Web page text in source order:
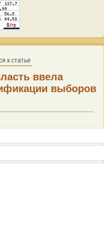
к статье
ввела
выборов